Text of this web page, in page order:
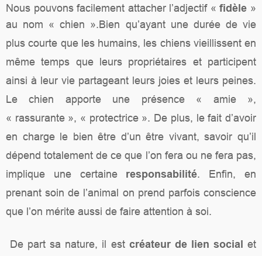
Nous pouvons facilement attacher l’adjectif « fidèle »
au nom « chien ».Bien qu’ayant une durée de vie
plus courte que les humains, les chiens vieillissent en
même temps que leurs propriétaires et participent
ainsi à leur vie partageant leurs joies et leurs peines.
Le chien apporte une présence « amie »,
« rassurante », « protectrice ». De plus, le fait d’avoir
en charge le bien être d’un être vivant, savoir qu’il
dépend totalement de ce que l’on fera ou ne fera pas,
implique une certaine responsabilité. Enfin, en
prenant soin de l’animal on prend parfois conscience
que l’on mérite aussi de faire attention à soi.
De part sa nature, il est créateur de lien social et